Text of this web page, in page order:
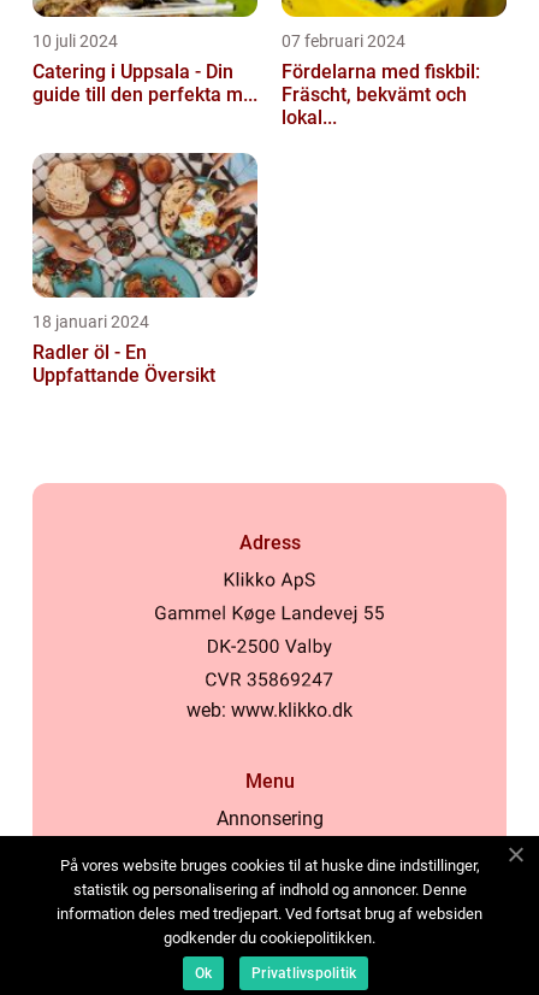
10 juli 2024
Catering i Uppsala - Din
guide till den perfekta m...
07 februari 2024
Fördelarna med fiskbil:
Fräscht, bekvämt och
lokal...
18 januari 2024
Radler öl - En
Uppfattande Översikt
Adress
web: www.klikko.dk
Menu
Annonsering
Cookies
Kontakta oss
Sitemap
På vores website bruges cookies til at huske dine indstillinger,
statistik og personalisering af indhold og annoncer. Denne
information deles med tredjepart. Ved fortsat brug af websiden
godkender du cookiepolitikken.
Ok Privatlivspolitik